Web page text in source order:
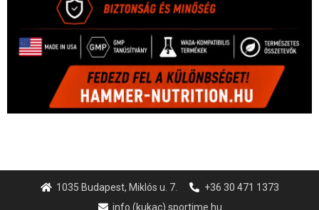
1035 Budapest, Miklós u. 7.
+36 30 471 1373
info (kukac) sportime.hu